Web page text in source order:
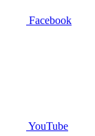
Facebook
YouTube